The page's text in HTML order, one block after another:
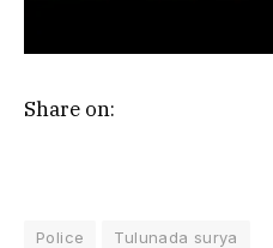
Share on:
Police Tulunada surya